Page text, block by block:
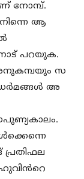
നോമ്പ്.
ആ
പറയുക.
സ
അ
പ്രതിഫല